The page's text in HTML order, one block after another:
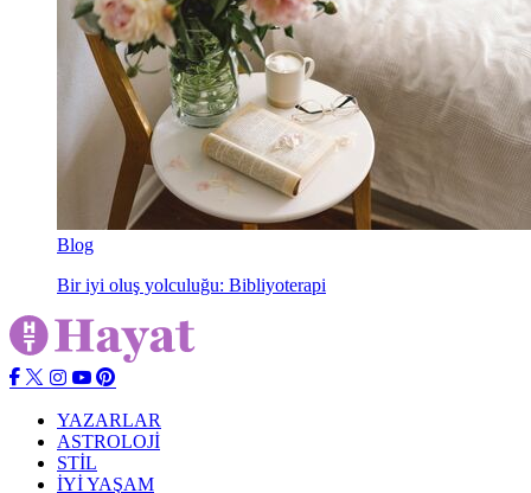
Blog
Bir iyi oluş yolculuğu: Bibliyoterapi
YAZARLAR
ASTROLOJİ
STİL
İYİ YAŞAM